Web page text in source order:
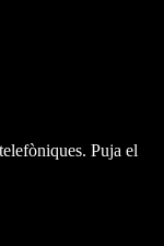
Puja el